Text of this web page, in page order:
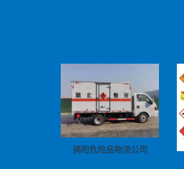
揭阳危险品物流公司